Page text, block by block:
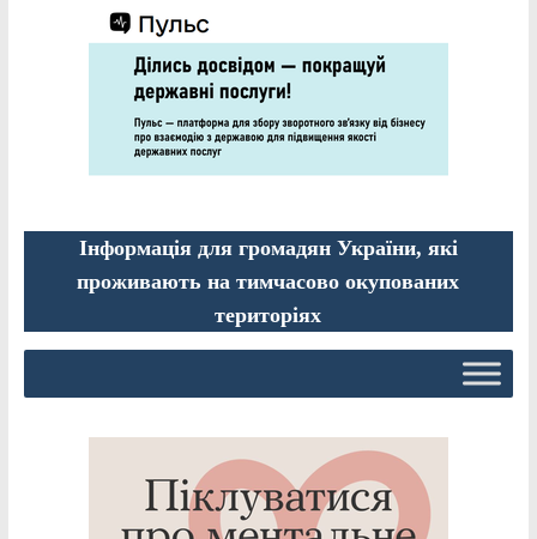
Інформація для громадян України, які
проживають на тимчасово окупованих
територіях